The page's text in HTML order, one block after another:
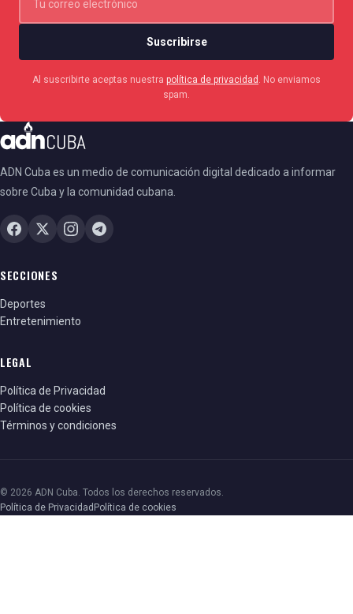
Suscribirse
Al suscribirte aceptas nuestra política de privacidad
. No enviamos
spam.
ADN Cuba es un medio de comunicación digital dedicado a informar
sobre Cuba y la comunidad cubana.
SECCIONES
Deportes
Entretenimiento
LEGAL
Política de Privacidad
Política de cookies
Términos y condiciones
© 2026 ADN Cuba. Todos los derechos reservados.
Política de Privacidad Política de cookies